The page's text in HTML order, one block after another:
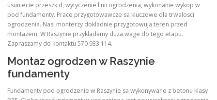
usuniecie przeszk d, wytyczenie linii ogrodzenia, wykonanie wykop w
pod fundamenty. Prace przygotowawcze sa kluczowe dla trwalosci
ogrodzenia. Nasi monterzy dokladnie przygotowuja teren przed
montazem. W Raszynie przykladamy duza wage do tego etapu.
Zapraszamy do kontaktu 570 933 114.
Montaz ogrodzen w Raszynie
fundamenty
Fundamenty pod ogrodzenie w Raszynie sa wykonywane z betonu klasy